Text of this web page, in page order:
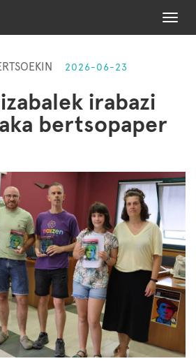
2026-06-23
irabazi
bertsopaper